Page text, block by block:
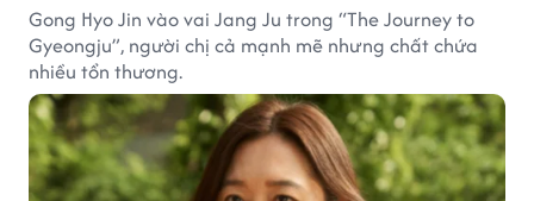
Gong Hyo Jin vào vai Jang Ju trong “The Journey to
Gyeongju”, người chị cả mạnh mẽ nhưng chất chứa
nhiều tổn thương.